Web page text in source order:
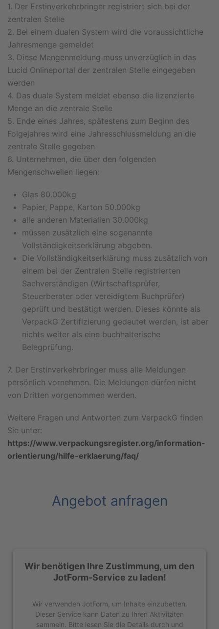
1. Der Erstinverkehrbringer registriert sich bei der
zentralen Stelle
2. Bei einem dualen System wird die voraussichtliche
Jahresmenge gemeldet
3. Diese Mengenmeldung muss unverzüglich in das
Lucid Onlineportal der zentralen Stelle eingegeben
werden
4. Das duale System meldet ebenso die lizenzierte
Menge an die zentrale Stelle
5. Ende eines Jahres, spätestens zum Beginn des
Folgejahres wird eine Jahresschlussmeldung an die
zentrale Stelle gegeben
6. Unternehmen, die über den folgenden
Mengenschwellen liegen:
Glas 80.000kg
Papier, Pappe, Karton 50.000kg
alle anderen Materialien 30.000kg
müssen zusätzlich eine sogenannte
Vollständigkeitserklärung abgeben.
Die Vollständigkeitserklärung muss zusätzlich von
einem bei der Zentralen Stelle registrierten
Sachverständigen (Wirtschaftsprüfer,
Steuerberater oder vereidigtem Buchprüfer)
geprüft und bestätigt werden. Dieses könnte als
VerpackG Zertifizierung gedeutet werden, ist aber
nichts weiter als eine buchhalterische
Belegprüfung.
7. Der Erstinverkehrbringer muss alle Meldungen
persönlich vornehmen. Die Meldungen dürfen nicht
von Dritten vorgenommen werden.
Weitere Fragen und Antworten zum VerpackG finden
Sie unter:
https://www.verpackungsregister.org/information-
orientierung/hilfe-erklaerung/faq/
Angebot anfragen
Wir benötigen Ihre Zustimmung, um den
JotForm-Service zu laden!
Wir verwenden JotForm, um Inhalte einzubetten.
Dieser Service kann Daten zu Ihren Aktivitäten
sammeln. Bitte lesen Sie die Details durch und